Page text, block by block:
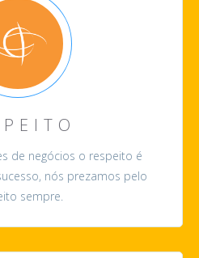
de negócios o respeito é
nós prezamos pelo
sempre.